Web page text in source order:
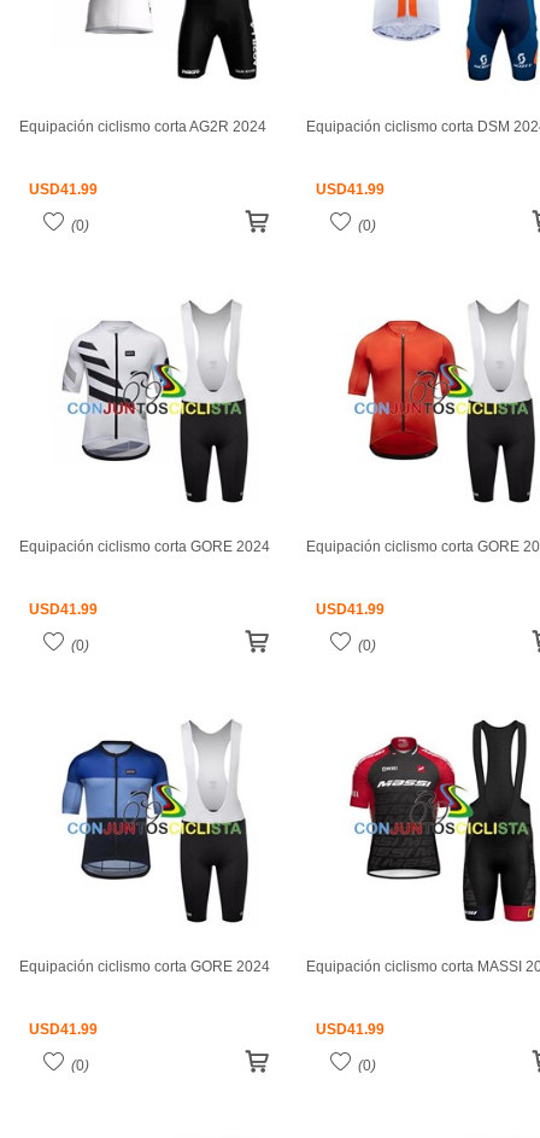
Equipación ciclismo corta AG2R 2024
USD41.99
(0)
Equipación ciclismo corta DSM
USD41.99
(0)
Equipación ciclismo corta GORE 2024
USD41.99
(0)
Equipación ciclismo corta GORE
USD41.99
(0)
Equipación ciclismo corta GORE 2024
USD41.99
(0)
Equipación ciclismo corta MASSI
USD41.99
(0)